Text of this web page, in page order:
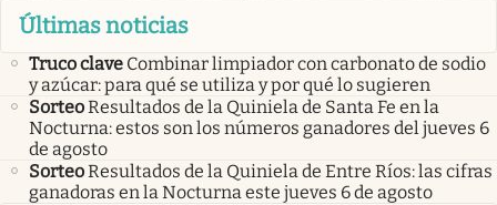
Últimas noticias
Truco clave Combinar limpiador con carbonato de sodio
y azúcar: para qué se utiliza y por qué lo sugieren
SorteoResultados de la Quiniela de Santa Fe en la
Nocturna: estos son los números ganadores del jueves 6
de agosto
SorteoResultados de la Quiniela de Entre Ríos: las cifras
ganadoras en la Nocturna este jueves 6 de agosto